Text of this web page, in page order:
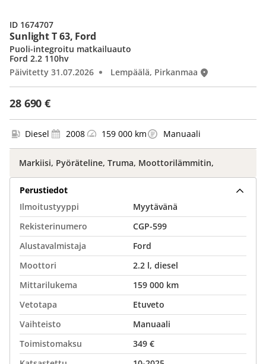
Sunlight T 63, Ford
28 690 €
Puoli-integroitu matkailuauto
Ford 2.2 110hv
Päivitetty 31.07.2026
Lempäälä, Pirkanmaa
ID 1674707
Diesel 2008 159 000 km Manuaali
Markiisi, Pyöräteline, Truma, Moottorilämmitin,
Perustiedot
Ilmoitustyyppi
Myytävänä
Rekisterinumero
CGP-599
Alustavalmistaja
Ford
Moottori
2.2 l, diesel
Mittarilukema
159 000 km
Vetotapa
Etuveto
Vaihteisto
Manuaali
Toimistomaksu
349 €